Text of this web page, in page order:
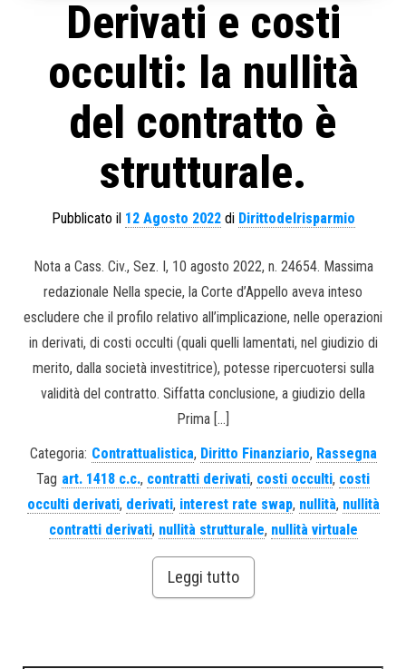
Derivati e costi
occulti: la nullità
del contratto è
strutturale.
Pubblicato il 12 Agosto 2022di Dirittodelrisparmio
Nota a Cass. Civ., Sez. I, 10 agosto 2022, n. 24654. Massima
redazionale Nella specie, la Corte d’Appello aveva inteso
escludere che il profilo relativo all’implicazione, nelle operazioni
in derivati, di costi occulti (quali quelli lamentati, nel giudizio di
merito, dalla società investitrice), potesse ripercuotersi sulla
validità del contratto. Siffatta conclusione, a giudizio della
Prima […]
Categoria: Contrattualistica, Diritto Finanziario, Rassegna
Tag art. 1418 c.c., contratti derivati, costi occulti, costi
occulti derivati, derivati, interest rate swap, nullità, nullità
contratti derivati, nullità strutturale, nullità virtuale
Leggi tutto